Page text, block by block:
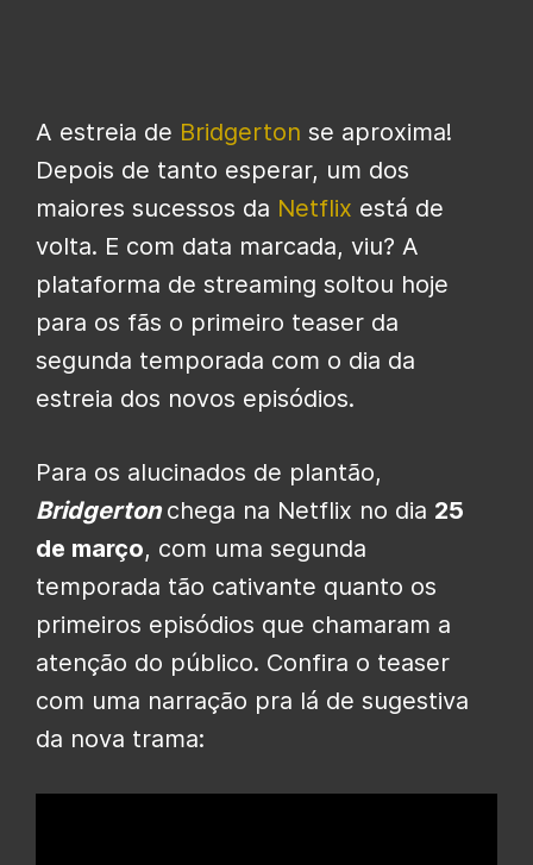
A estreia de Bridgerton se aproxima!
Depois de tanto esperar, um dos
maiores sucessos da Netflix está de
volta. E com data marcada, viu? A
plataforma de streaming soltou hoje
para os fãs o primeiro teaser da
segunda temporada com o dia da
estreia dos novos episódios.
Para os alucinados de plantão,
Bridgerton chega na Netflix no dia 25
de março, com uma segunda
temporada tão cativante quanto os
primeiros episódios que chamaram a
atenção do público. Confira o teaser
com uma narração pra lá de sugestiva
da nova trama: